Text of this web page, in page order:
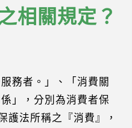
相關規定？
務者。」、「消費關
」，分別為消費者保
護法所稱之『消費』，